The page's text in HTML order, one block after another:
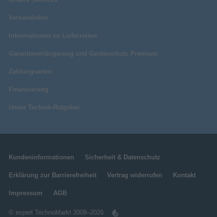
Versandinfos
Informationen zu Lieferzeiten
Garantieverlängerung und Geräteschutz Premium
Zahlungsarten
Finanzierung
Unser Technik-Ratgeber
Kundeninformationen Sicherheit & Datenschutz
Erklärung zur Barrierefreiheit Vertrag widerrufen Kontakt
Impressum AGB
© expert TechnoMarkt 2008–2026